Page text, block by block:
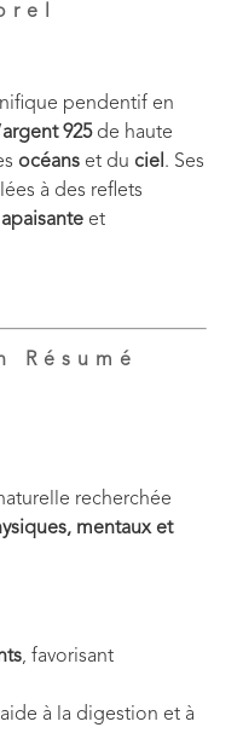
pendentif en
argent 925de haute
océans et du ciel. Ses
à des reflets
apaisante et
Résumé
recherchée
mentaux et
, favorisant
à la digestion et à